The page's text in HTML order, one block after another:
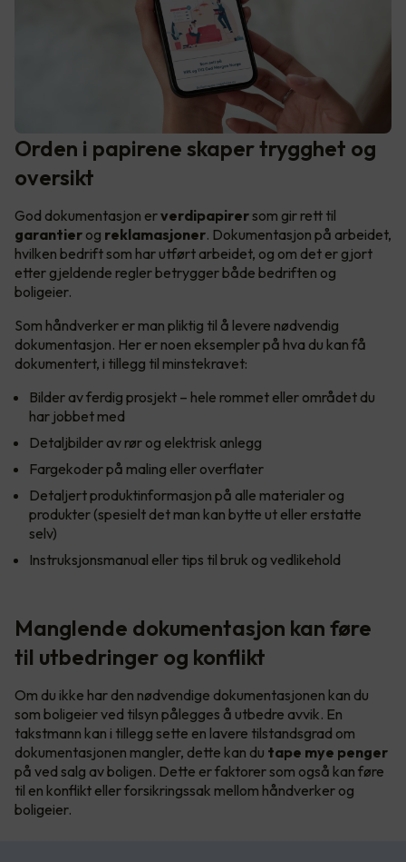
Orden i papirene skaper trygghet og
oversikt
God dokumentasjon erverdipapirersom gir rett til
garantier og reklamasjoner. Dokumentasjon på arbeidet,
hvilken bedrift som har utført arbeidet, og om det er gjort
etter gjeldende regler betrygger både bedriften og
boligeier.
Som håndverker er man pliktig til å levere nødvendig
dokumentasjon. Her er noen eksempler på hva du kan få
dokumentert, i tillegg til minstekravet:
Bilder av ferdig prosjekt – hele rommet eller området du
har jobbet med
Detaljbilder av rør og elektrisk anlegg
Fargekoder på maling eller overflater
Detaljert produktinformasjon på alle materialer og
produkter (spesielt det man kan bytte ut eller erstatte
selv)
Instruksjonsmanual eller tips til bruk og vedlikehold
Manglende dokumentasjon kan føre
til utbedringer og konflikt
Om du ikke har den nødvendige dokumentasjonen kan du
som boligeier ved tilsyn pålegges å utbedre avvik. En
takstmann kan i tillegg sette en lavere tilstandsgrad om
dokumentasjonen mangler, dette kan du tape mye penger
på ved salg av boligen. Dette er faktorer som også kan føre
til en konflikt eller forsikringssak mellom håndverker og
boligeier.